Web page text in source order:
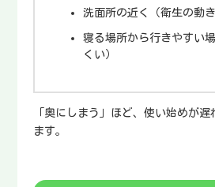
洗面所の近く（衛生の動
寝る場所から行きやすい
くい）
「奥にしまう」ほど、使い始めが
ます。